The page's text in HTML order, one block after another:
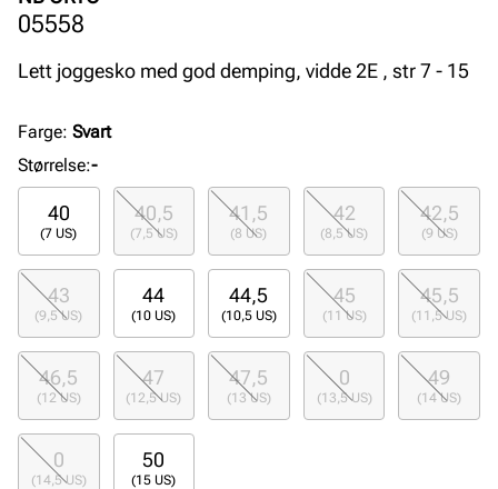
05558
Lett joggesko med god demping, vidde 2E , str 7 - 15
Farge: Svart
Størrelse:-
40
(7 US)
40,5
(7,5 US)
41,5
(8 US)
42
(8,5 US)
42,5
(9 US)
43
(9,5 US)
44
(10 US)
44,5
(10,5 US)
45
(11 US)
45,5
(11,5 US)
46,5
(12 US)
47
(12,5 US)
47,5
(13 US)
0
(13,5 US)
49
(14 US)
0
(14,5 US)
50
(15 US)